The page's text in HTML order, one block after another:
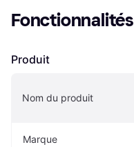
Fonctionnalités
Produit
Nom du produit
Marque